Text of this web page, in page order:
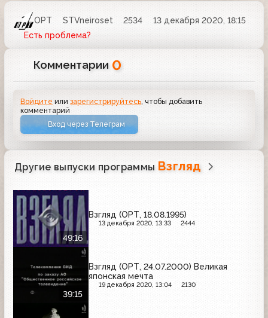
ОРТ STVneiroset 2534
13 декабря 2020, 18:15
Есть проблема?
Комментарии 0
Войдите илизарегистрируйтесь , чтобы добавить
комментарий
Вход через Телеграм
Другие выпуски программы Взгляд
49:16
Взгляд (ОРТ, 18.08.1995)
13 декабря 2020, 13:33 2444
39:15
Взгляд (ОРТ, 24.07.2000) Великая
японская мечта
19 декабря 2020, 13:04 2130